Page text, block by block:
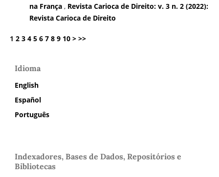
na França , Revista Carioca de Direito: v. 3 n. 2 (2022):
Revista Carioca de Direito
1 2 3 4 5 6 7 8 9 10 > >>
Idioma
English
Español
Português
Indexadores, Bases de Dados, Repositórios e
Bibliotecas